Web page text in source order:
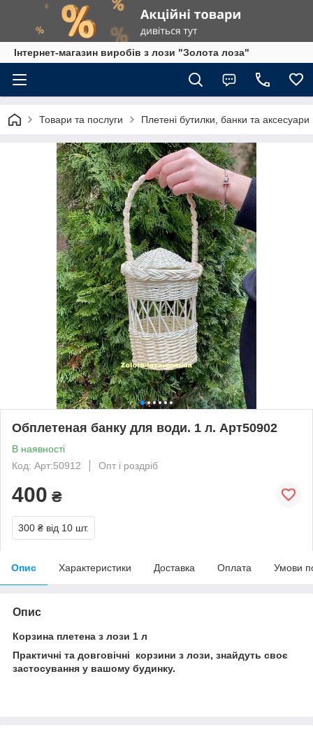
Інтернет-магазин виробів з лози "Золота лоза"
Товари та послуги Плетені бутилки, банки та аксесуари
Обплетеная банку для води. 1 л. Арт50902
В наявності
Код: Арт:50912
Опт і роздріб
400 ₴
300 ₴ від 10 шт.
Опис Характеристики Доставка Оплата Умови
Опис
Корзина плетена з лози 1 л
Практичні та довговічні корзини з лози, знайдуть своє
застосування у вашому будинку.